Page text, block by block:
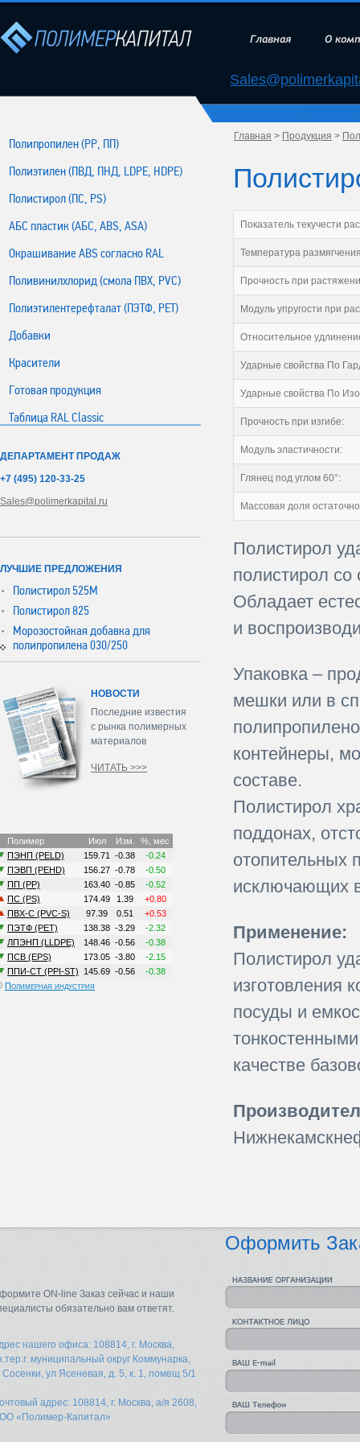
Главная О
Полипропилен (РР, ПП)
Полиэтилен (ПВД, ПНД, LDPE, HDPE)
Полистирол (ПС, PS)
АБС пластик (АБС, ABS, ASA)
Окрашивание ABS согласно RAL
Поливинилхлорид (смола ПВХ, PVC)
Полиэтилентерефталат (ПЭТФ, PET)
Добавки
Красители
Готовая продукция
Таблица RAL Classic
ДЕПАРТАМЕНТ ПРОДАЖ
+7 (495) 120-33-25
Sales@polimerkapital.ru
ЛУЧШИЕ ПРЕДЛОЖЕНИЯ
Полистирол 525М
Полистирол 825
Морозостойкая добавка для
полипропилена 030/250
НОВОСТИ
Последние известия
с рынка полимерных
материалов
ЧИТАТЬ >>>
Полимерная индустрия
Главная > Продукция >
Показатель текучести
Температура
Прочность при
Модуль упругости при
Относительное
Ударные свойства По
Ударные свойства По
Прочность при изгибе:
Модуль эластичности:
Глянец под углом 60°:
Массовая доля
Полистирол
полистирол
Обладает
и
Упаковка –
мешки или в
контейнеры,
составе.
Полистирол
поддонах,
отопительных
исключающих
Применение:
Полистирол
изготовления
посуды и
качестве
ON-line Заказ сейчас и наши
обязательно вам ответят.
нашего офиса: 108814, г. Москва,
муниципальный округ Коммунарка,
Сосенки, ул Ясеневая, д. 5, к. 1, помещ 5/1
адрес: 108814, г. Москва, а/я 2608,
«Полимер-Капитал»
Оформить